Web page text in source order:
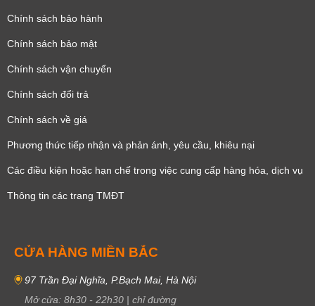
Chính sách bảo hành
Chính sách bảo mật
Chính sách vận chuyển
Chính sách đổi trả
Chính sách về giá
Phương thức tiếp nhận và phản ánh, yêu cầu, khiêu nại
Các điều kiện hoặc hạn chế trong việc cung cấp hàng hóa, dịch vụ
Thông tin các trang TMĐT
CỬA HÀNG MIỀN BẮC
97 Trần Đại Nghĩa, P.Bạch Mai, Hà Nội
Mở cửa: 8h30 - 22h30 | chỉ đường